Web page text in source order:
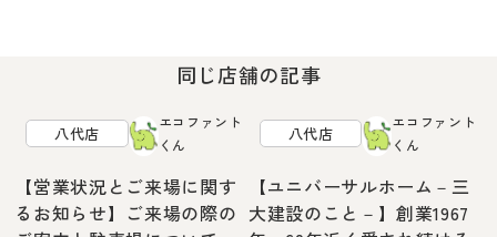
同じ店舗の記事
八代店
エコファント
くん
【営業状況とご来場に関す
るお知らせ】ご来場の際の
八代店
エコファント
くん
【ユニバーサルホーム－三
大建設のこと－】創業1967